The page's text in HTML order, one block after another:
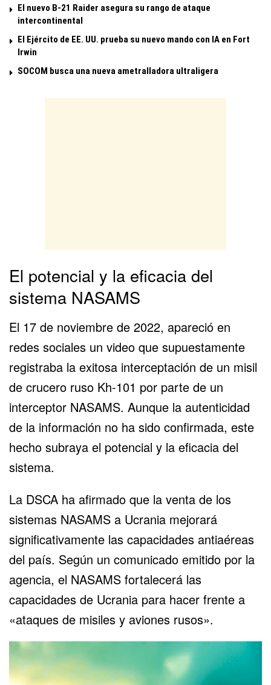
El nuevo B-21 Raider asegura su rango de ataque
intercontinental
El Ejército de EE. UU. prueba su nuevo mando con IA en Fort
Irwin
SOCOM busca una nueva ametralladora ultraligera
El potencial y la eficacia del
sistema NASAMS
El 17 de noviembre de 2022, apareció en
redes sociales un video que supuestamente
registraba la exitosa interceptación de un misil
de crucero ruso Kh-101 por parte de un
interceptor NASAMS. Aunque la autenticidad
de la información no ha sido confirmada, este
hecho subraya el potencial y la eficacia del
sistema.
La DSCA ha afirmado que la venta de los
sistemas NASAMS a Ucrania mejorará
significativamente las capacidades antiaéreas
del país. Según un comunicado emitido por la
agencia, el NASAMS fortalecerá las
capacidades de Ucrania para hacer frente a
«ataques de misiles y aviones rusos».